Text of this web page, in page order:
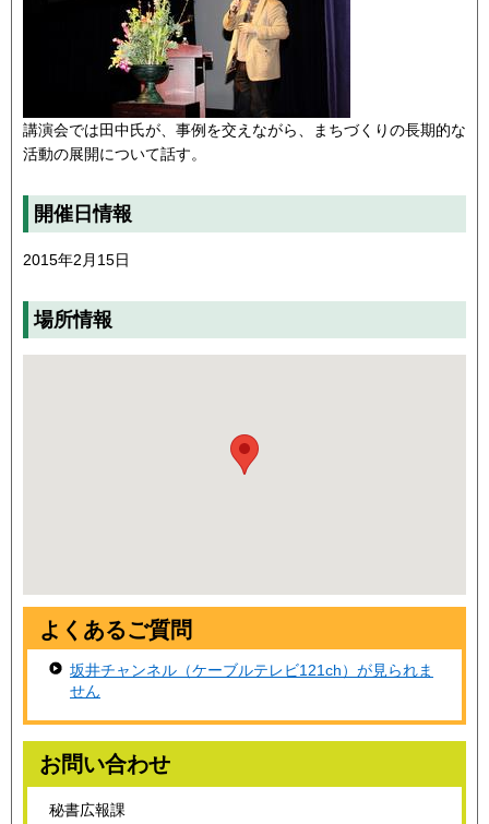
講演会では田中氏が、事例を交えながら、まちづくりの長期的な
活動の展開について話す。
開催日情報
2015年2月15日
場所情報
よくあるご質問
坂井チャンネル（ケーブルテレビ121ch）が見られま
せん
お問い合わせ
秘書広報課